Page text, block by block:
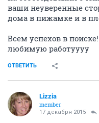
работодатель так мне
no status
как это было 150 лет
люди смотрите